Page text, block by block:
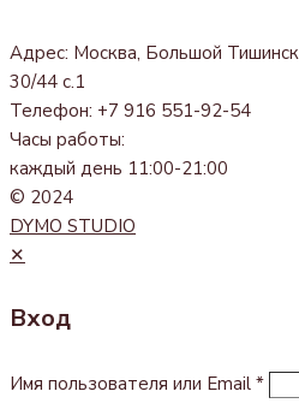
Адрес: Москва, Большой
30/44 с.1
Телефон: +7 916 551-92-54
Часы работы:
каждый день 11:00-21:00
© 2024
DYMO STUDIO
✕
Вход
Имя пользователя или Email *